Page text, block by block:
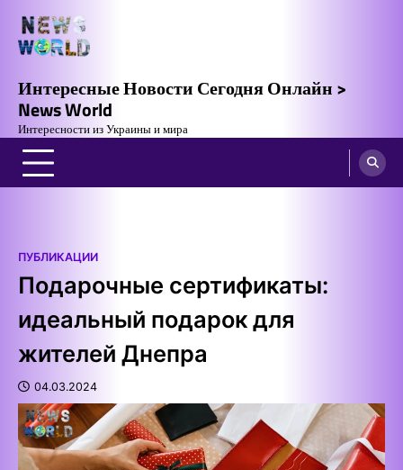
content
Интересные Новости Сегодня Онлайн >
News World
Интересности из Украины и мира
ПУБЛИКАЦИИ
Подарочные сертификаты:
идеальный подарок для
жителей Днепра
04.03.2024